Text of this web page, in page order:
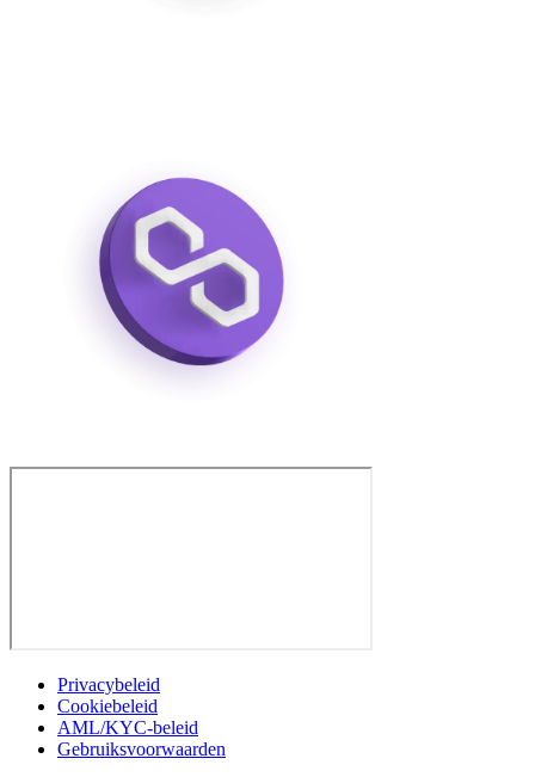
Privacybeleid
Cookiebeleid
AML/KYC-beleid
Gebruiksvoorwaarden